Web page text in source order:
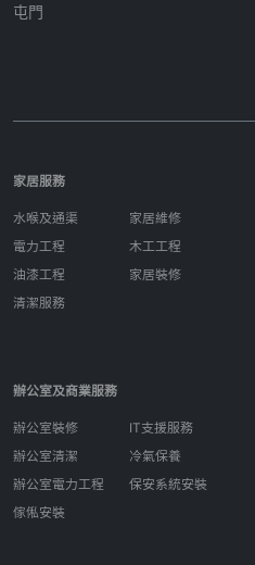
屯門
家居服務
水喉及通渠
電力工程
油漆工程
清潔服務
家居維修
木工工程
家居裝修
辦公室及商業服務
辦公室裝修
辦公室清潔
辦公室電力工程
傢俬安裝
IT支援服務
冷氣保養
保安系統安裝